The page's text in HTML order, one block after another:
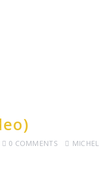
0 COMMENTS MICHEL